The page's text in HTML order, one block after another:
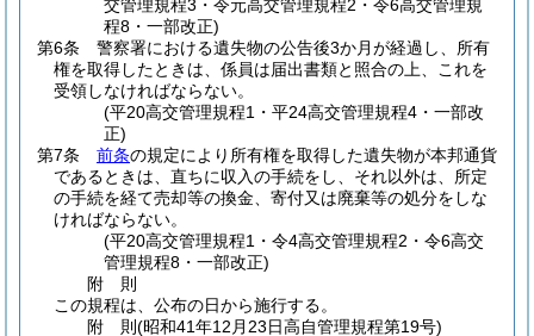
交管理規程3・令元高交管理規程2・令6高交管理規
程8・一部改正)
第6条
警察署における遺失物の公告後3か月が経過し、所有
権を取得したときは、係員は届出書類と照合の上、これを
受領しなければならない。
(平20高交管理規程1・平24高交管理規程4・一部改
正)
第7条
前条の規定により所有権を取得した遺失物が本邦通貨
であるときは、直ちに収入の手続をし、それ以外は、所定
の手続を経て売却等の換金、寄付又は廃棄等の処分をしな
ければならない。
(平20高交管理規程1・令4高交管理規程2・令6高交
管理規程8・一部改正)
附 則
この規程は、公布の日から施行する。
附 則(昭和41年12月23日高自管理規程第19号)